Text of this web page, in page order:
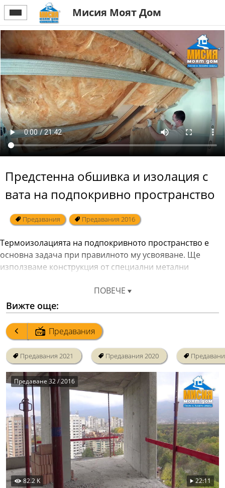
Мисия Моят Дом
Предстенна обшивка и изолация с
вата на подпокривно пространство
Предавания Предавания 2016
Термоизолацията на подпокривното пространство е
основна задача при правилното му усвояване. Ще
използваме конструкция от специални метални
ПОВЕЧЕ
Вижте още:
Предавания
Предавания 2021 Предавания 2020
82.2 K 22:11
Предаване 32 / 2016